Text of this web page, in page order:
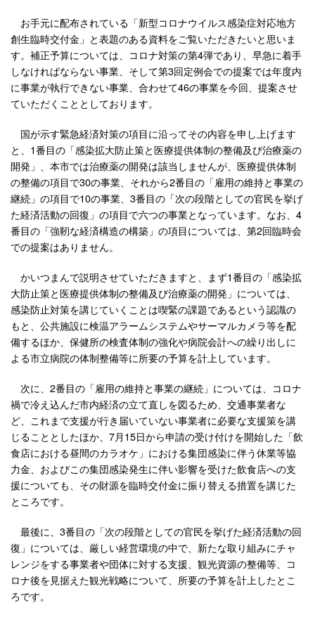
お手元に配布されている「新型コロナウイルス感染症対応地方
創生臨時交付金」と表題のある資料をご覧いただきたいと思いま
す。補正予算については、コロナ対策の第4弾であり、早急に着手
しなければならない事業、そして第3回定例会での提案では年度内
に事業が執行できない事業、合わせて46の事業を今回、提案させ
ていただくこととしております。
国が示す緊急経済対策の項目に沿ってその内容を申し上げます
と、1番目の「感染拡大防止策と医療提供体制の整備及び治療薬の
開発」、本市では治療薬の開発は該当しませんが、医療提供体制
の整備の項目で30の事業、それから2番目の「雇用の維持と事業の
継続」の項目で10の事業、3番目の「次の段階としての官民を挙げ
た経済活動の回復」の項目で六つの事業となっています。なお、4
番目の「強靭な経済構造の構築」の項目については、第2回臨時会
での提案はありません。
かいつまんで説明させていただきますと、まず1番目の「感染拡
大防止策と医療提供体制の整備及び治療薬の開発」については、
感染防止対策を講じていくことは喫緊の課題であるという認識の
もと、公共施設に検温アラームシステムやサーマルカメラ等を配
備するほか、保健所の検査体制の強化や病院会計への繰り出しに
よる市立病院の体制整備等に所要の予算を計上しています。
次に、2番目の「雇用の維持と事業の継続」については、コロナ
禍で冷え込んだ市内経済の立て直しを図るため、交通事業者な
ど、これまで支援が行き届いていない事業者に必要な支援策を講
じることとしたほか、7月15日から申請の受け付けを開始した「飲
食店における昼間のカラオケ」における集団感染に伴う休業等協
力金、およびこの集団感染発生に伴い影響を受けた飲食店への支
援についても、その財源を臨時交付金に振り替える措置を講じた
ところです。
最後に、3番目の「次の段階としての官民を挙げた経済活動の回
復」については、厳しい経営環境の中で、新たな取り組みにチャ
レンジをする事業者や団体に対する支援、観光資源の整備等、コ
ロナ後を見据えた観光戦略について、所要の予算を計上したとこ
ろです。